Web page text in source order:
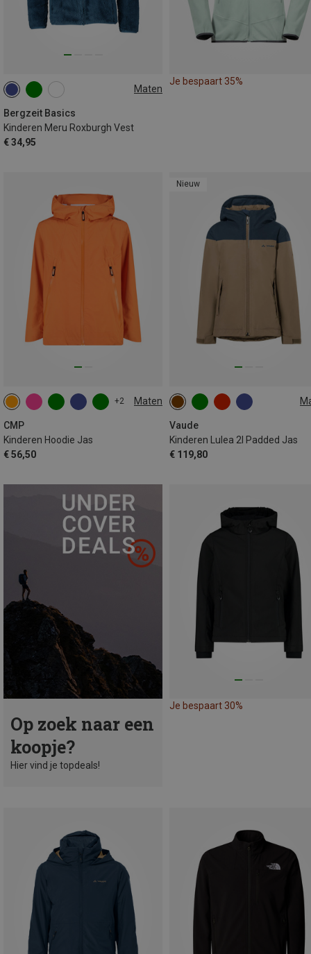
Maten
Bergzeit Basics
Kinderen Meru Roxburgh Vest
€ 34,95
116 128
164
Je bespaart 35%
+2 Maten
CMP
Kinderen Hoodie Jas
€ 56,50
Nieuw
Vaude
Kinderen Lulea 2l Padded Jas
€ 119,80
104 110|116
134|140
Op zoek naar een
koopje?
Hier vind je topdeals!
Je bespaart 30%